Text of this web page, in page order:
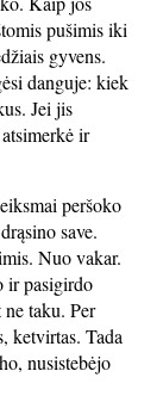
pušimis iki
gyvens.
danguje: kiek
Jei jis
ir
peršoko
save.
Nuo vakar.
ir pasigirdo
taku. Per
ketvirtas. Tada
nusistebėjo